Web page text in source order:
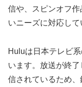
信や、スピンオフ
いニーズに対応して
Huluは日本テレビ
います。放送が終
信されているため